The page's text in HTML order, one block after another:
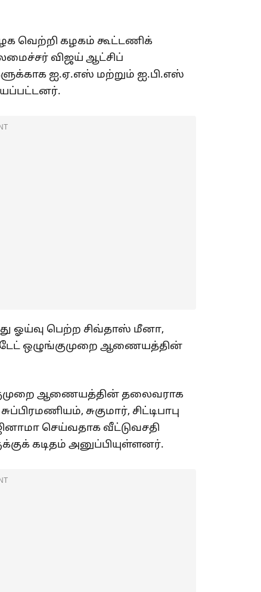
வெற்றி கழகம் கூட்டணிக்
விஜய் ஆட்சிப்
ஐ.ஏ.எஸ் மற்றும் ஐ.பி.எஸ்
ஓய்வு பெற்ற சிவ்தாஸ் மீனா,
ஒழுங்குமுறை ஆணையத்தின்
ஆணையத்தின் தலைவராக
சுகுமார், சிட்டிபாபு
செய்வதாக வீட்டுவசதி
கடிதம் அனுப்பியுள்ளனர்.